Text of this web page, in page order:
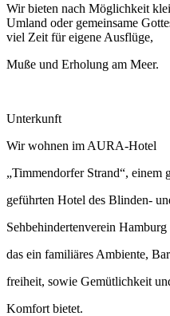
Wir bieten nach Möglichkeit
Umland oder gemeinsame
viel Zeit für eigene Ausflüge,
Muße und Erholung am Meer.
Unterkunft
Wir wohnen im AURA-Hotel
„Timmendorfer Strand“, einem
geführten Hotel des Blinden-
Sehbehindertenverein Hamburg
das ein familiäres Ambiente,
freiheit, sowie Gemütlichkeit
Komfort bietet.